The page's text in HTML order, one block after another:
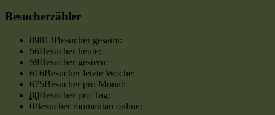
Besucherzähler
89813Besucher gesamt:
56Besucher heute:
59Besucher gestern:
616Besucher letzte Woche:
675Besucher pro Monat:
80Besucher pro Tag:
0Besucher momentan online: